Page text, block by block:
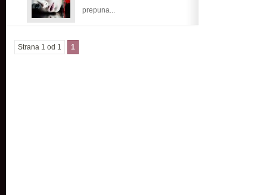
prepuna...
Strana 1 od 1 1